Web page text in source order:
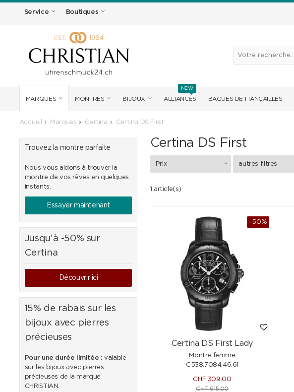
Service Boutiques
MARQUES MONTRES BIJOUX ALLIANCES
NEW
BAGUES DE FIANÇAILLES
Accueil Marques Certina Certina DS First
Certina DS First
Prix autres filtres
1 article(s)
NEW
-50%
Certina DS First Lady
Montre femme
C538.7084.46.61
CHF309.00
CHF615.00
Trouvez la montre parfaite
Nous vous aidons à trouver la
montre de vos rêves en quelques
instants.
Essayer maintenant
Jusqu'à -50% sur
Certina
Découvrir ici
15% de rabais sur les
bijoux avec pierres
précieuses
Pour une durée limitée : valable
sur les bijoux avec pierres
précieuses de la marque
CHRISTIAN.